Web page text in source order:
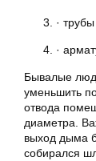
·
·
Бывалые
уменьшить
отвода
диаметра.
выход дыма
собирался